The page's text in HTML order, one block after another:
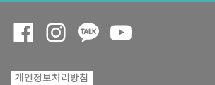
개인정보처리방침
Opens a new window
Opens a new window
Opens a new window